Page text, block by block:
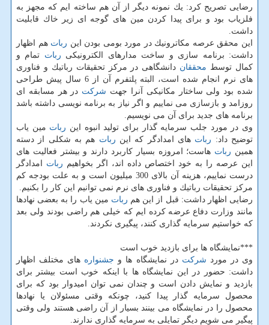
رضایی تصریح كرد: یك نمونه دیگر از آن هم ساخته ایم كه مجهز به
فلزیاب بود و برای پیدا كردن مین های گوجه ای زیر خاك قابلیت
داشت.
این محقق عرصه مكاترونیك در مورد بومی بودن این ربات هم اظهار
داشت: برنامه سازی و ساخت مدارهای الكترونیكی ربات تمام و
كمال توسط محققان دانشگاهی در مركز تحقیقات رباتیك و فناوری
های نرم انجام شده است، البته پلتفرم آن از 6 سال پیش طراحی
شده بود ولی ساختار مكانیكی آنرا جهت شركت در هر مسابقه ای
روزامد و بازسازی می نماییم و اگر نیاز به برنامه نویسی داشته باشد
برنامه های جدید برای آن می نویسیم.
وی در مورد جلب سرمایه گذار برای تولید انبوه این ربات مین یاب
توضیح داد: ربات های امدادگر كه این ربات هم به شكلی از دسته
همین ربات هاست؛ امروزه بسیار كاربرد دارند و بیشتر فعالیت های
این عرصه را به خود اختصاص داده اند، اگر بخواهیم ربات امدادگر
درست نماییم، هزینه آن بالای 300 میلیون است و به علت بودجه كم
مركز تحقیقات رباتیك و فناوری های نرم نمی توانیم این كار را بكنیم.
رضایی اظهار داشت: قبل از این هم ربات مین یاب را به بعضی نهادها
مانند وزارت دفاع عرضه كرده ایم كه خیلی هم راضی بودند ولی بعد
كه خواستیم سرمایه گذاری كنند، پیگیری نكردند.
***نمایشگاه ها برای بازدید خوب است
وی در مورد شركت در نمایشگاه ها و جشنواره های مختلف اظهار
داشت: حضور در این نمایشگاه ها با اینكه خوب است بیشتر برای
بازدید و نمایش دادن است و چندان نمی توان امیدوار بود كه برای
محصول سرمایه گذار پیدا كنید، چونكه وقتی مسئولان یا نهادها
محصول را در نمایشگاه می بینند بسیار از آن راضی هستند ولی وقتی
پیگیر می شویم دیگر تمایلی به سرمایه گذاری ندارند.